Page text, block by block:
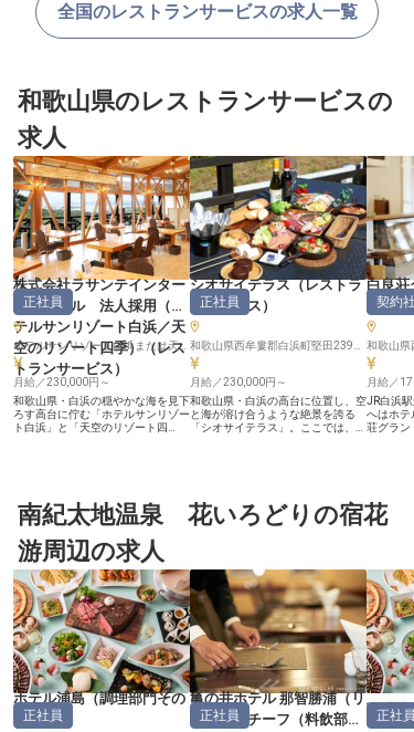
全国のレストランサービスの求人一覧
和歌山県のレストランサービスの
求人
株式会社ラサンテインター
ナショナル 法人採用（ホ
テルサンリゾート白浜／天
空のリゾート四季）（レス
トランサービス ）
正社員
ホテルサンリゾート白浜または天空のリゾート四季いずれかに配属※入社後に決定
月給／230,000円～
和歌山県・白浜の穏やかな海を見下
ろす高台に佇む「ホテルサンリゾー
ト白浜」と「天空のリゾート四
の体験を完成させるレストランサー
ビススタッフ。 私たちが大切にし
なく、お客様一人ひとりの状況に合
わせたサービスです。お食事の進み
具合をさりげなく把握し、最適なタ
イミングで次の一皿をお出しする。
会話の合間を邪魔することなく、そ
れでいて必要な時にはすぐ傍にい
る。こうした、言葉にされないニー
ズを汲み取るハイコンテクストな接
客こそが、真のホスピタリティであ
ると考えています。 月給24万円以
上という安定した給与に加え、単身
寮・家族寮などの福利厚生も充実し
ています。落ち着いた環境の中で、
一流のテーブルマナーや地元食材に
シオサイテラス（レストラ
ンサービス ）
正社員
月給／230,000円～
和歌山県・白浜の高台に位置し、空
と海が溶け合うような絶景を誇る
「シオサイテラス」。ここでは、紀
ありません。シェフが料理に込めた
想いを代弁し、最高の状態で届け
せた細やかな目配りと、心地よい距
離感を保つハイレベルな接客です。
和歌山県ならではの、新鮮でこだわ
り抜いた料理を届け、お客様の笑顔
を直接見れるポジションです。 待
遇面では、月給24万円以上をベー
スとし、日々の頑張りを正当に評
価。美しい景色に囲まれた職場環境
は、働くスタッフの心も豊かにして
くれます。また、当施設はさらなる
感動を届けるため、2026年1月にリ
ニューアルオープン。新しく生まれ
白良荘
スト
契約社
和歌山県
月給／
JR白浜
へはホテ
荘グラン
スタッフ
をご用意
報です
南紀太地温泉 花いろどりの宿花
游周辺の求人
ホテル浦島（調理部門その
他）
正社員
亀の井ホテル 那智勝浦（リ
ーダー・チーフ（料飲部
正社員 万清楼
正社員